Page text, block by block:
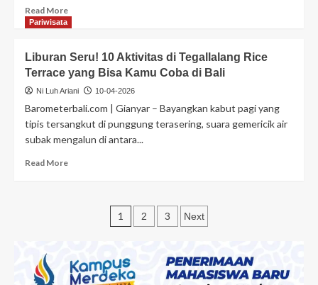
Read More
Pariwisata
Liburan Seru! 10 Aktivitas di Tegallalang Rice
Terrace yang Bisa Kamu Coba di Bali
Ni Luh Ariani 10-04-2026
Barometerbali.com | Gianyar – Bayangkan kabut pagi yang
tipis tersangkut di punggung terasering, suara gemericik air
subak mengalun di antara...
Read More
1 2 3 Next